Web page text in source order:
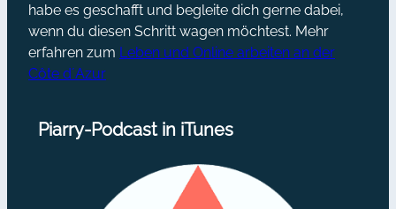
habe es geschafft und begleite dich gerne dabei,
wenn du diesen Schritt wagen möchtest. Mehr
erfahren zum Leben und Online arbeiten an der
Côte d´Azur
Piarry-Podcast in iTunes